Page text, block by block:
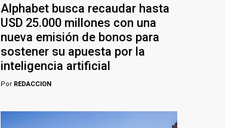
Alphabet busca recaudar hasta
USD 25.000 millones con una
nueva emisión de bonos para
sostener su apuesta por la
inteligencia artificial
Por REDACCION